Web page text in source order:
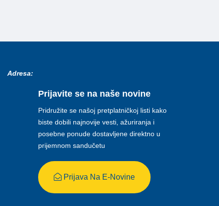
Adresa:
Prijavite se na naše novine
Pridružite se našoj pretplatničkoj listi kako
biste dobili najnovije vesti, ažuriranja i
posebne ponude dostavljene direktno u
prijemnom sandučetu
Prijava Na E-Novine